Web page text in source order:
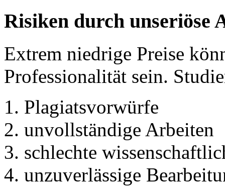
Risiken durch unseriöse
Extrem niedrige Preise
Professionalität sein.
Plagiatsvorwürfe
unvollständige Arbeiten
schlechte
unzuverlässige